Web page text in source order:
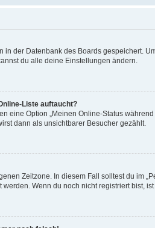
der Datenbank des Boards gespeichert.
du alle deine Einstellungen ändern.
Liste auftaucht?
eine Option „Meinen Online-Status
dann als unsichtbarer Besucher gezählt.
Zeitzone. In diesem Fall solltest du im
Wenn du noch nicht registriert bist,